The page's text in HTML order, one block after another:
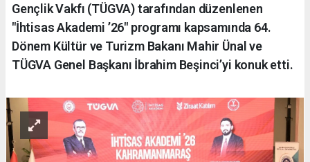
Gençlik Vakfı (TÜGVA) tarafından düzenlenen
"İhtisas Akademi ’26" programı kapsamında 64.
Dönem Kültür ve Turizm Bakanı Mahir Ünal ve
TÜGVA Genel Başkanı İbrahim Beşinci’yi konuk etti.